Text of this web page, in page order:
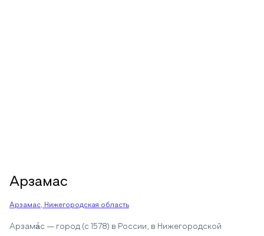
Арзамас
Арзамас, Нижегородская область
Арзама́с — город (с 1578) в России, в Нижегородской